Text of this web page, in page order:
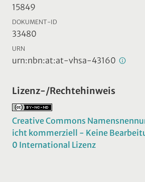
15849
DOKUMENT-ID
33480
URN
urn:nbn:at:at-vhsa-43160
Lizenz-/Rechtehinweis
Creative Commons
icht kommerziell - Keine
0 International Lizenz